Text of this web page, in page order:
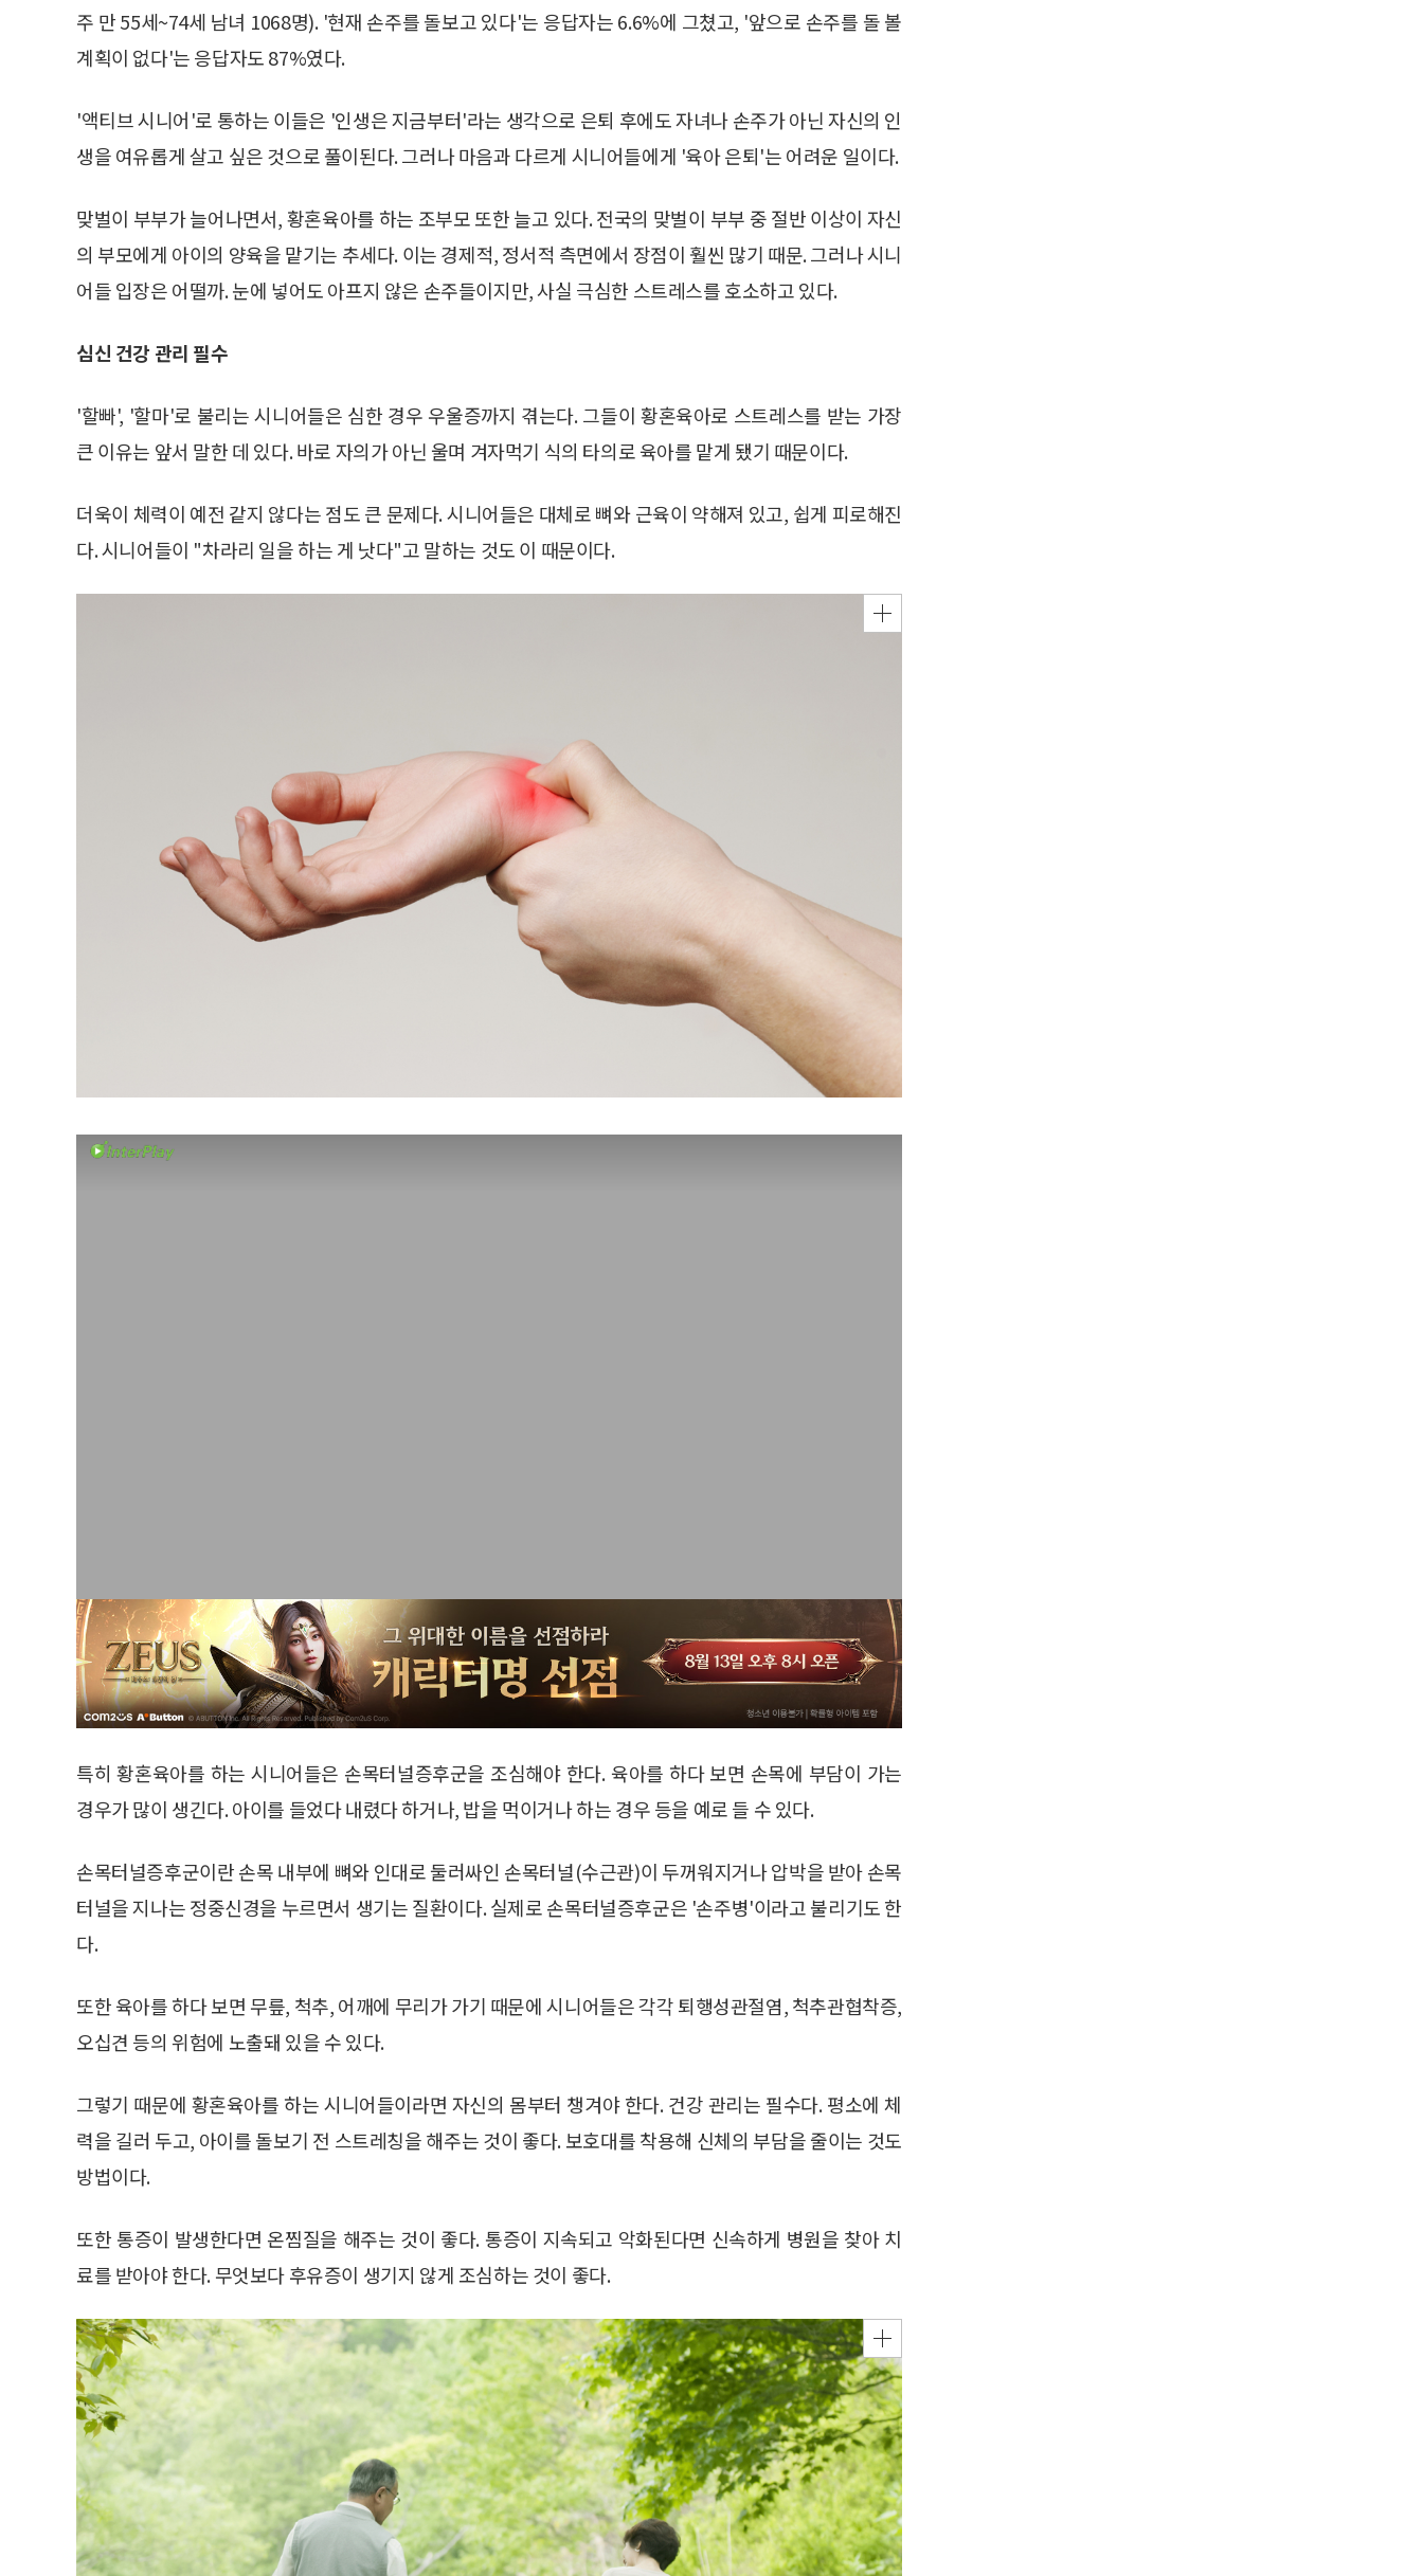
주 만 55세~74세 남녀 1068명). '현재 손주를 돌보고 있다'는 응답자는 6.6%에 그쳤고, '앞으로 손주를 돌 볼
계획이 없다'는 응답자도 87%였다.
'액티브 시니어'로 통하는 이들은 '인생은 지금부터'라는 생각으로 은퇴 후에도 자녀나 손주가 아닌 자신의 인
생을 여유롭게 살고 싶은 것으로 풀이된다. 그러나 마음과 다르게 시니어들에게 '육아 은퇴'는 어려운 일이다.
맞벌이 부부가 늘어나면서, 황혼육아를 하는 조부모 또한 늘고 있다. 전국의 맞벌이 부부 중 절반 이상이 자신
의 부모에게 아이의 양육을 맡기는 추세다. 이는 경제적, 정서적 측면에서 장점이 훨씬 많기 때문. 그러나 시니
어들 입장은 어떨까. 눈에 넣어도 아프지 않은 손주들이지만, 사실 극심한 스트레스를 호소하고 있다.
심신 건강 관리 필수
'할빠', '할마'로 불리는 시니어들은 심한 경우 우울증까지 겪는다. 그들이 황혼육아로 스트레스를 받는 가장
큰 이유는 앞서 말한 데 있다. 바로 자의가 아닌 울며 겨자먹기 식의 타의로 육아를 맡게 됐기 때문이다.
더욱이 체력이 예전 같지 않다는 점도 큰 문제다. 시니어들은 대체로 뼈와 근육이 약해져 있고, 쉽게 피로해진
다. 시니어들이 "차라리 일을 하는 게 낫다"고 말하는 것도 이 때문이다.
특히 황혼육아를 하는 시니어들은 손목터널증후군을 조심해야 한다. 육아를 하다 보면 손목에 부담이 가는
경우가 많이 생긴다. 아이를 들었다 내렸다 하거나, 밥을 먹이거나 하는 경우 등을 예로 들 수 있다.
손목터널증후군이란 손목 내부에 뼈와 인대로 둘러싸인 손목터널(수근관)이 두꺼워지거나 압박을 받아 손목
터널을 지나는 정중신경을 누르면서 생기는 질환이다. 실제로 손목터널증후군은 '손주병'이라고 불리기도 한
다.
또한 육아를 하다 보면 무릎, 척추, 어깨에 무리가 가기 때문에 시니어들은 각각 퇴행성관절염, 척추관협착증,
오십견 등의 위험에 노출돼 있을 수 있다.
그렇기 때문에 황혼육아를 하는 시니어들이라면 자신의 몸부터 챙겨야 한다. 건강 관리는 필수다. 평소에 체
력을 길러 두고, 아이를 돌보기 전 스트레칭을 해주는 것이 좋다. 보호대를 착용해 신체의 부담을 줄이는 것도
방법이다.
또한 통증이 발생한다면 온찜질을 해주는 것이 좋다. 통증이 지속되고 악화된다면 신속하게 병원을 찾아 치
료를 받아야 한다. 무엇보다 후유증이 생기지 않게 조심하는 것이 좋다.